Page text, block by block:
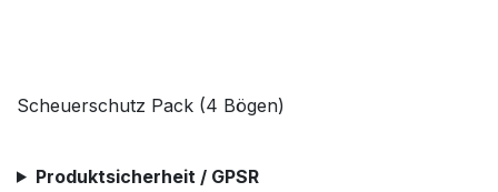
Scheuerschutz Pack (4 Bögen)
Produktsicherheit / GPSR